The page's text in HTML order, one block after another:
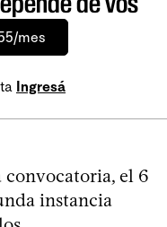
mes
Ingresá
el 6
instancia